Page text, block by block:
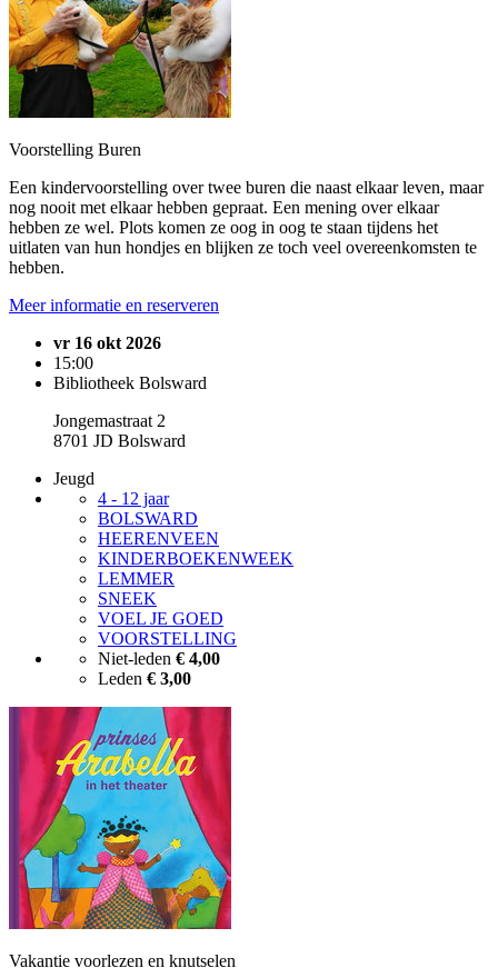
Voorstelling Buren
Een kindervoorstelling over twee buren die naast elkaar leven, maar
nog nooit met elkaar hebben gepraat. Een mening over elkaar
hebben ze wel. Plots komen ze oog in oog te staan tijdens het
uitlaten van hun hondjes en blijken ze toch veel overeenkomsten te
hebben.
Meer informatie en reserveren
vr 16 okt 2026
15:00
Bibliotheek Bolsward
Jongemastraat 2
8701 JD Bolsward
Jeugd
4 - 12 jaar
BOLSWARD
HEERENVEEN
KINDERBOEKENWEEK
LEMMER
SNEEK
VOEL JE GOED
VOORSTELLING
Niet-leden € 4,00
Leden € 3,00
Vakantie voorlezen en knutselen